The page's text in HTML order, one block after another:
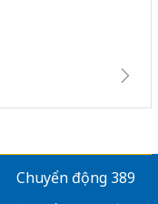
Chuyển động 389